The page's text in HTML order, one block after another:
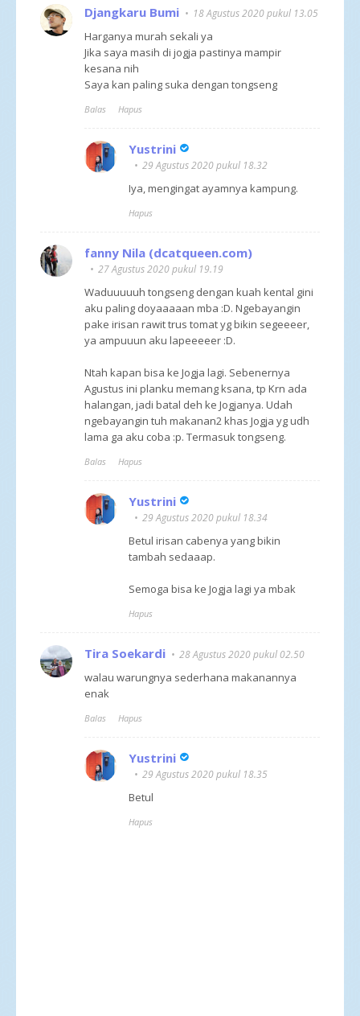
Djangkaru Bumi 18 Agustus 2020 pukul 13.05
Harganya murah sekali ya
Jika saya masih di jogja pastinya mampir
kesana nih
Saya kan paling suka dengan tongseng
Balas Hapus
Yustrini
29 Agustus 2020 pukul 18.32
Iya, mengingat ayamnya kampung.
Hapus
fanny Nila (dcatqueen.com)
27 Agustus 2020 pukul 19.19
Waduuuuuh tongseng dengan kuah kental gini
aku paling doyaaaaan mba :D. Ngebayangin
pake irisan rawit trus tomat yg bikin segeeeer,
ya ampuuun aku lapeeeeer :D.
Ntah kapan bisa ke Jogja lagi. Sebenernya
Agustus ini planku memang ksana, tp Krn ada
halangan, jadi batal deh ke Jogjanya. Udah
ngebayangin tuh makanan2 khas Jogja yg udh
lama ga aku coba :p. Termasuk tongseng.
Balas Hapus
Yustrini
29 Agustus 2020 pukul 18.34
Betul irisan cabenya yang bikin
tambah sedaaap.
Semoga bisa ke Jogja lagi ya mbak
Hapus
Tira Soekardi 28 Agustus 2020 pukul 02.50
walau warungnya sederhana makanannya
enak
Balas Hapus
Yustrini
29 Agustus 2020 pukul 18.35
Betul
Hapus